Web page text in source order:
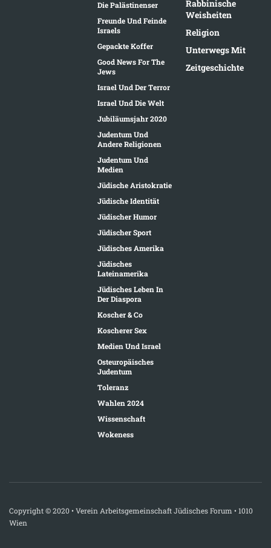
Die Palästinenser
Freunde Und Feinde
Israels
Gepackte Koffer
Good News For The
Jews
Israel Und Der Terror
Israel Und Die Welt
Jubiläumsjahr 2020
Judentum Und
Andere Religionen
Judentum Und
Medien
Jüdische Aristokratie
Jüdische Identität
Jüdischer Humor
Jüdischer Sport
Jüdisches Amerika
Jüdisches
Lateinamerika
Jüdisches Leben In
Der Diaspora
Koscher & Co
Koscherer Sex
Medien Und Israel
Osteuropäisches
Judentum
Toleranz
Wahlen 2024
Wissenschaft
Wokeness
Rabbinische
Weisheiten
Religion
Unterwegs Mit
Zeitgeschichte
Copyright © 2020 • Verein Arbeitsgemeinschaft Jüdisches Forum • 1010
Wien